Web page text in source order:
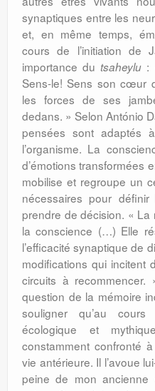
synaptiques entre les
et, en même temps,
cours de l’initiation de
importance du tsaheylu :
Sens-le! Sens son cœur
les forces de ses
dedans. » Selon António
pensées sont adaptés
l’organisme. La
d’émotions transformées
mobilise et regroupe un
nécessaires pour
prendre de décision. «
la conscience (…) Elle
l’efficacité synaptique de
modifications qui incitent
circuits à recommencer.
question de la mémoire
souligner qu’au
écologique et
constamment confronté
vie antérieure. Il l’avoue
peine de mon